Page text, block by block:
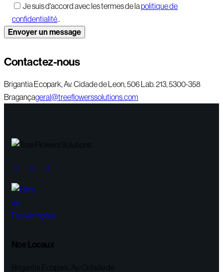
Je suis d'accord avec les termes de lapolitique de
confidentialité..
Contactez-nous
Brigantia Ecopark, Av. Cidade de Leon, 506 Lab. 213, 5300-358
Bragançageral@treeflowerssolutions.com
Nos Locaux
Brigantia Ecopark, Av. Cidade de